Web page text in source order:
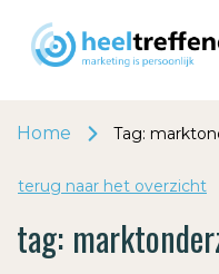
Home Tag:
terug naar het overzicht
tag: